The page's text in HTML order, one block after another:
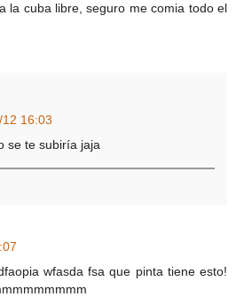
la cuba libre, seguro me comia todo el
16:03
se te subiría jaja
wfasda fsa que pinta tiene esto!